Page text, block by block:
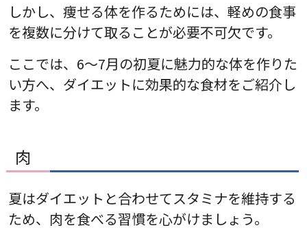
しかし、痩せる体を作るためには、軽めの食事
を複数に分けて取ることが必要不可欠です。
ここでは、6～7月の初夏に魅力的な体を作りた
い方へ、ダイエットに効果的な食材をご紹介し
ます。
肉
夏はダイエットと合わせてスタミナを維持する
ため、肉を食べる習慣を心がけましょう。